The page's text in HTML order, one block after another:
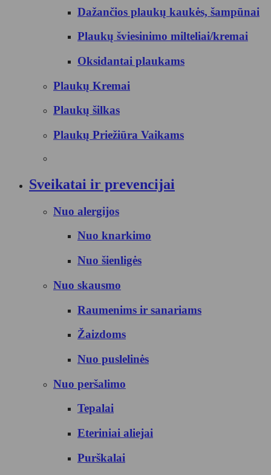
Dažančios plaukų kaukės, šampūnai
Plaukų šviesinimo milteliai/kremai
Oksidantai plaukams
Plaukų Kremai
Plaukų šilkas
Plaukų Priežiūra Vaikams
Sveikatai ir prevencijai
Nuo alergijos
Nuo knarkimo
Nuo šienligės
Nuo skausmo
Raumenims ir sanariams
Žaizdoms
Nuo puslelinės
Nuo peršalimo
Tepalai
Eteriniai aliejai
Purškalai